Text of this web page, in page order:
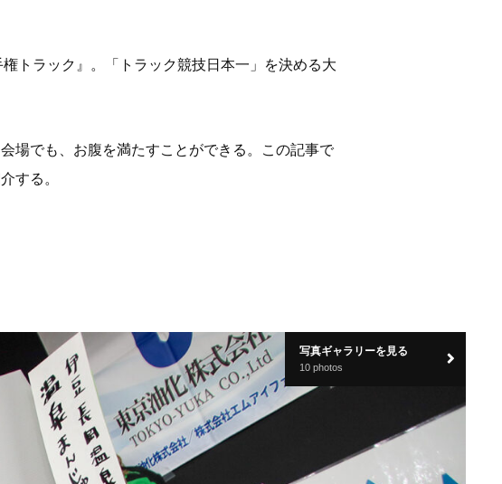
トラック』。「トラック競技日本一」を決める大
場でも、お腹を満たすことができる。この記事で
する。
写真ギャラリーを見る
10 photos